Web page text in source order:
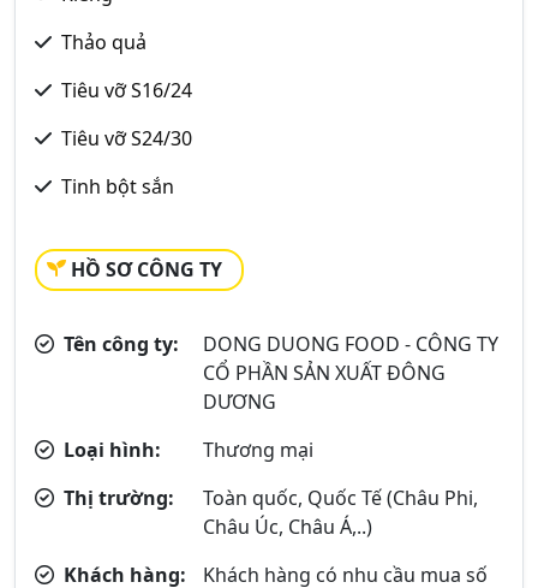
Thảo quả
Tiêu vỡ S16/24
Tiêu vỡ S24/30
Tinh bột sắn
HỒ SƠ CÔNG TY
Tên công ty:
DONG DUONG FOOD - CÔNG TY
CỔ PHẦN SẢN XUẤT ĐÔNG
DƯƠNG
Loại hình:
Thương mại
Thị trường:
Toàn quốc, Quốc Tế (Châu Phi,
Châu Úc, Châu Á,..)
Khách hàng:
Khách hàng có nhu cầu mua số